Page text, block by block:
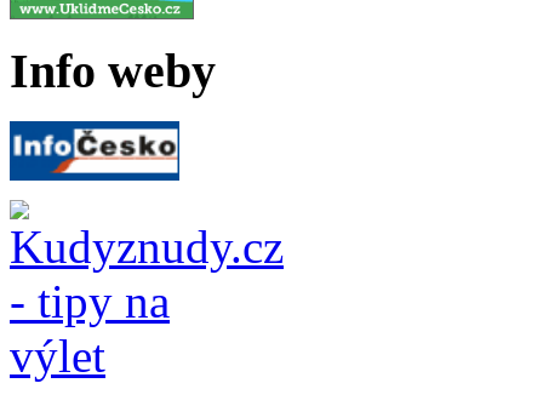
Info weby